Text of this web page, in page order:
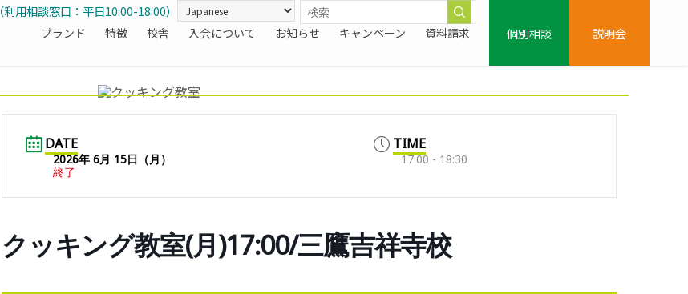
ブランド 特徴 校舎 入会について お知らせ キャンペーン 資料請求
（利用相談窓口：平日10:00-18:00）
個別相談
説明会
DATE
2026年 6月 15日（月）
終了
TIME
17:00 - 18:30
クッキング教室(月)17:00/三鷹吉祥寺校